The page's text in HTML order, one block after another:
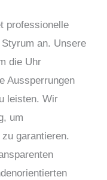
professionelle
an. Unsere
die Uhr
Aussperrungen
leisten. Wir
um
garantieren.